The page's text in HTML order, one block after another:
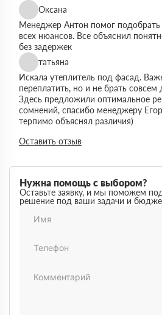
Оксана
Менеджер Антон помог подобрать
всех нюансов. Все объяснил
без задержек
татьяна
Искала утеплитель под фасад.
переплатить, но и не брать
Здесь предложили оптимальное
сомнений, спасибо менеджеру
терпимо объяснял различия)
Максим
Немного запутался в видах
разобратсья, менеджеры быстро
Заказывал утеплитель для дачи.
отношение нормальное, наверное
Оставить отзыв
Нужна помощь с выбором?
Оставьте заявку, и мы поможем
решение под ваши задачи и